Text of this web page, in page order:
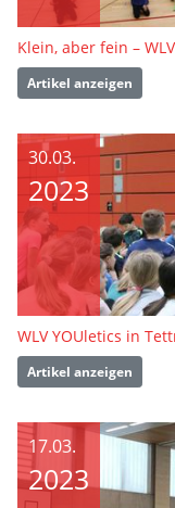
Klein, aber fein –
Artikel anzeigen
30.03.
2023
WLV YOUletics in
Artikel anzeigen
17.03.
2023